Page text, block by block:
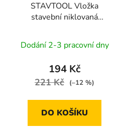
STAVTOOL Vložka
stavební niklovaná
mm (5 klíčů)
Dodání 2-3 pracovní dny
194 Kč
221 Kč (–12 %)
DO KOŠÍKU